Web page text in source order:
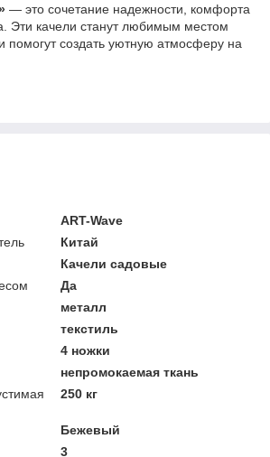
— это сочетание надежности, комфорта
Эти качели станут любимым местом
помогут создать уютную атмосферу на
ART-Wave
Китай
Качели садовые
Да
металл
текстиль
4 ножки
непромокаемая ткань
250 кг
Бежевый
3